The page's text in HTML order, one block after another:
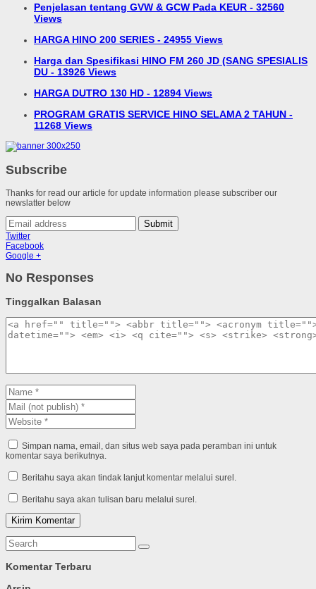
Penjelasan tentang GVW & GCW Pada KEUR - 32560
Views
HARGA HINO 200 SERIES - 24955 Views
Harga dan Spesifikasi HINO FM 260 JD (SANG SPESIALIS
DU - 13926 Views
HARGA DUTRO 130 HD - 12894 Views
PROGRAM GRATIS SERVICE HINO SELAMA 2 TAHUN -
11268 Views
Subscribe
Thanks for read our article for update information please subscriber our
newslatter below
Submit
Twitter
Facebook
Google +
No Responses
Tinggalkan Balasan
Simpan nama, email, dan situs web saya pada peramban ini untuk
komentar saya berikutnya.
Beritahu saya akan tindak lanjut komentar melalui surel.
Beritahu saya akan tulisan baru melalui surel.
Komentar Terbaru